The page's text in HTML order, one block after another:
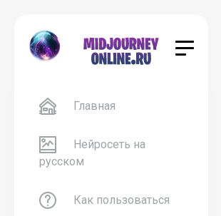
Главная
Нейросеть на
русском
Как пользоваться